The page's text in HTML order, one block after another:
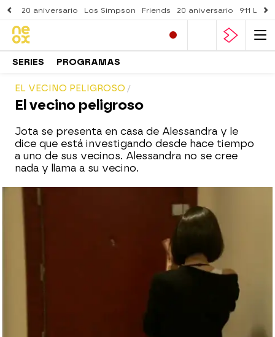
20 aniversario Los Simpson Friends 20 aniversario 911
SERIES PROGRAMAS
EL VECINO PELIGROSO
El vecino peligroso
Jota se presenta en casa de Alessandra y le
dice que está investigando desde hace tiempo
a uno de sus vecinos. Alessandra no se cree
nada y llama a su vecino.
30 de noviembre de 2010, 10:50